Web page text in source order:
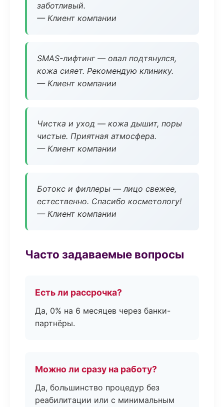
заботливый.
— Клиент компании
SMAS-лифтинг — овал подтянулся,
кожа сияет. Рекомендую клинику.
— Клиент компании
Чистка и уход — кожа дышит, поры
чистые. Приятная атмосфера.
— Клиент компании
Ботокс и филлеры — лицо свежее,
естественно. Спасибо косметологу!
— Клиент компании
Часто задаваемые вопросы
Есть ли рассрочка?
Да, 0% на 6 месяцев через банки-
партнёры.
Можно ли сразу на работу?
Да, большинство процедур без
реабилитации или с минимальным